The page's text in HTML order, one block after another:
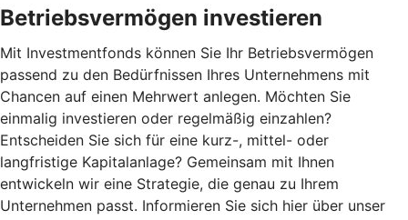
Betriebsvermögen investieren
Mit Investmentfonds können Sie Ihr Betriebsvermögen
passend zu den Bedürfnissen Ihres Unternehmens mit
Chancen auf einen Mehrwert anlegen. Möchten Sie
einmalig investieren oder regelmäßig einzahlen?
Entscheiden Sie sich für eine kurz-, mittel- oder
langfristige Kapitalanlage? Gemeinsam mit Ihnen
entwickeln wir eine Strategie, die genau zu Ihrem
Unternehmen passt. Informieren Sie sich hier über unser